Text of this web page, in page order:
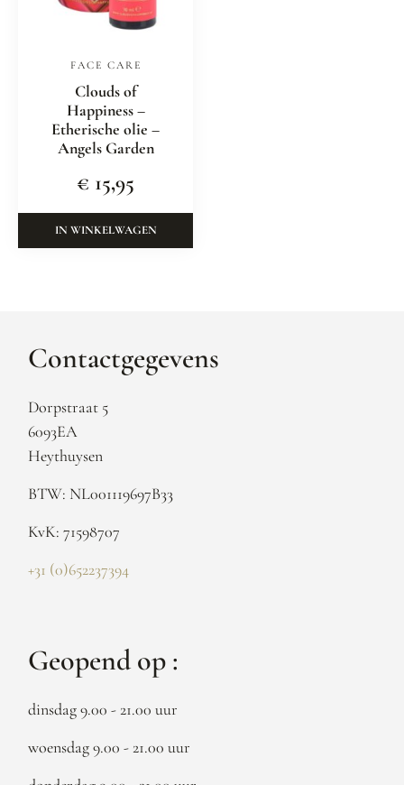
FACE CARE
Clouds of
Happiness –
Etherische olie –
Angels Garden
€ 15,95
IN WINKELWAGEN
Contactgegevens
Dorpstraat 5
6093EA
Heythuysen
BTW: NL001119697B33
KvK: 71598707
+31 (0)652237394
Geopend op :
dinsdag 9.00 - 21.00 uur
woensdag 9.00 - 21.00 uur